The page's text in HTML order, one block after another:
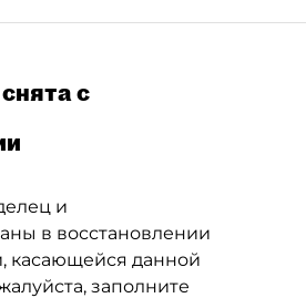
с
и
в восстановлении
касающейся данной
заполните